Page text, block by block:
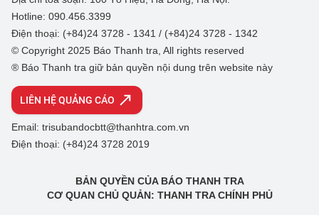
Hotline: 090.456.3399
Điện thoại: (+84)24 3728 - 1341 / (+84)24 3728 - 1342
© Copyright 2025 Báo Thanh tra, All rights reserved
® Báo Thanh tra giữ bản quyền nội dung trên website này
LIÊN HỆ QUẢNG CÁO
Email: trisubandocbtt@thanhtra.com.vn
Điện thoại: (+84)24 3728 2019
BẢN QUYỀN CỦA BÁO THANH TRA
CƠ QUAN CHỦ QUẢN: THANH TRA CHÍNH PHỦ